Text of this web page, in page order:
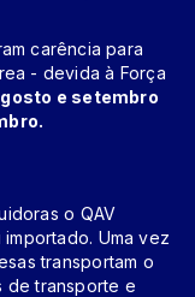
carência para
- devida à Força
e setembro
o QAV
Uma vez
transportam o
de transporte e